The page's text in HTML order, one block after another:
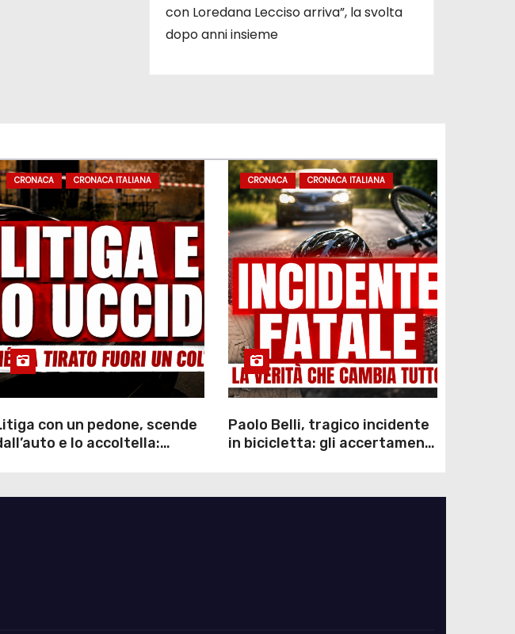
con Loredana Lecciso arriva”, la svolta
dopo anni insieme
CRONACA CRONACA ITALIANA
con un pedone, scende
e lo accoltella:
CRONACA CRONACA ITALIANA
Paolo Belli, tragico incidente
in bicicletta: gli accertamenti
chiarire